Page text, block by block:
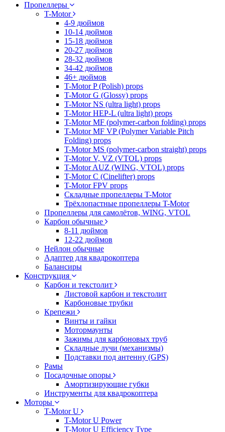
Пропеллеры
T-Motor
4-9 дюймов
10-14 дюймов
15-18 дюймов
20-27 дюймов
28-32 дюймов
34-42 дюймов
46+ дюймов
T-Motor P (Polish) props
T-Motor G (Glossy) props
T-Motor NS (ultra light) props
T-Motor HEP-L (ultra light) props
T-Motor MF (polymer-carbon folding) props
T-Motor MF VP (Polymer Variable Pitch
Folding) props
T-Motor MS (polymer-carbon straight) props
T-Motor V, VZ (VTOL) props
T-Motor AUZ (WING, VTOL) props
T-Motor C (Cinelifter) props
T-Motor FPV props
Складные пропеллеры T-Motor
Трёхлопастные пропеллеры T-Motor
Пропеллеры для самолётов, WING, VTOL
Карбон обычные
8-11 дюймов
12-22 дюймов
Нейлон обычные
Адаптер для квадрокоптера
Балансиры
Конструкция
Карбон и текстолит
Листовой карбон и текстолит
Карбоновые трубки
Крепежи
Винты и гайки
Мотормаунты
Зажимы для карбоновых труб
Складные лучи (механизмы)
Подставки под антенну (GPS)
Рамы
Посадочные опоры
Амортизирующие губки
Инструменты для квадрокоптера
Моторы
T-Motor U
T-Motor U Power
T-Motor U Efficiency Type